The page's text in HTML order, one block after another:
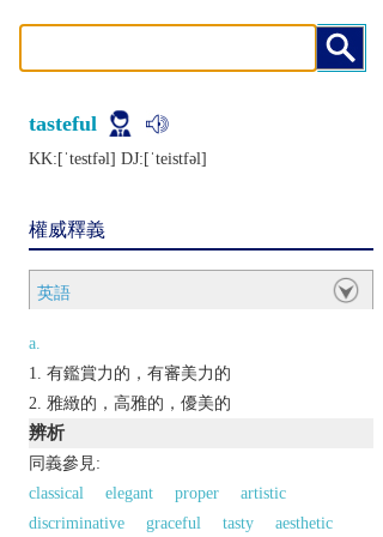
tasteful
KK:[ˈtеstfǝl] DJ:[ˈtеistfǝl]
權威釋義
英語
a.
有鑑賞力的，有審美力的
雅緻的，高雅的，優美的
辨析
同義參見:
classical
elegant proper
artistic
discriminative
graceful tasty aesthetic